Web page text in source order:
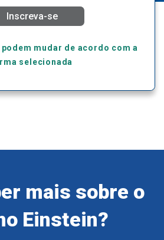
Inscreva-se
mudar de acordo com a
selecionada
mais sobre o
Einstein?